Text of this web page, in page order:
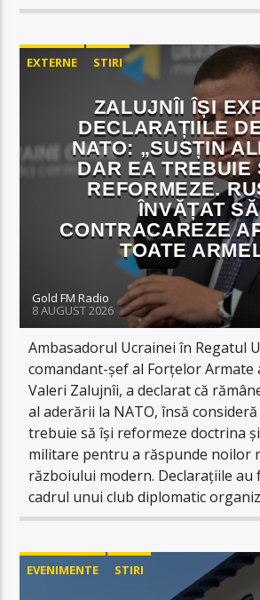
EXTERNE STIRI
ZALUJNÎI ÎȘI
DECLARAȚIILE
NATO: „SUSȚIN
DAR EA TREBUIE
REFORMEZE.
ÎNVĂȚAT SĂ
CONTRACAREZE
TOATE
Gold FM Radio
8 AUGUST 2026
Ambasadorul Ucrainei în Regatul
comandant-șef al Forțelor Armate
Valeri Zalujnîi, a declarat că
al aderării la NATO, însă
trebuie să își reformeze doctrina
militare pentru a răspunde noilor
războiului modern. Declarațiile au
cadrul unui club diplomatic
EVENIMENTE STIRI